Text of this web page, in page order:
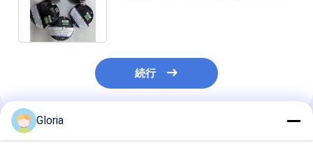
続行
推薦されたプロダクト
Gloria